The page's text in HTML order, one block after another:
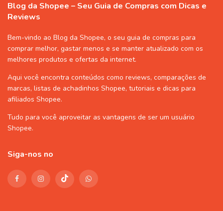
Blog da Shopee – Seu Guia de Compras com Dicas e
Reviews
Bem-vindo ao Blog da Shopee, o seu guia de compras para
comprar melhor, gastar menos e se manter atualizado com os
melhores produtos e ofertas da internet.
Aqui você encontra conteúdos como reviews, comparações de
marcas, listas de achadinhos Shopee, tutoriais e dicas para
afiliados Shopee.
Tudo para você aproveitar as vantagens de ser um usuário
Shopee.
Siga-nos no